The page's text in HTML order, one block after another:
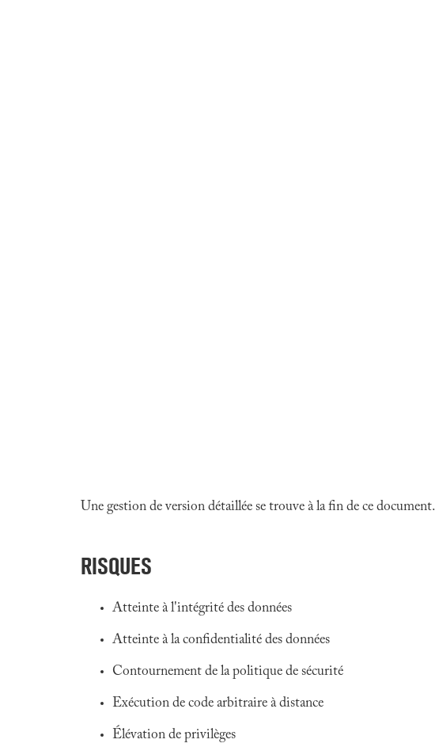
Une gestion de version détaillée se trouve à la fin de ce document.
RISQUES
Atteinte à l'intégrité des données
Atteinte à la confidentialité des données
Contournement de la politique de sécurité
Exécution de code arbitraire à distance
Élévation de privilèges